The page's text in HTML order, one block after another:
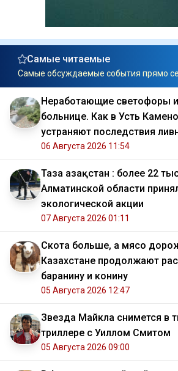
Самые читаемые
Самые обсуждаемые события прямо
Неработающие светофоры
больнице. Как в Усть
устраняют последствия
06 Августа 2026 11:54
Таза Қазақстан : более 22
Алматинской области
экологической акции
07 Августа 2026 01:11
Скота больше, а мясо
Казахстане продолжают
баранину и конину
05 Августа 2026 12:47
Звезда Майкла снимется в
триллере с Уиллом Смитом
05 Августа 2026 09:00